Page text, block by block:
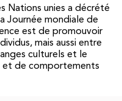
Nations unies a décrété
Journée mondiale de
est de promouvoir
mais aussi entre
culturels et le
et de comportements